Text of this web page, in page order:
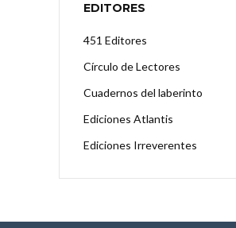
EDITORES
451 Editores
Círculo de Lectores
Cuadernos del laberinto
Ediciones Atlantis
Ediciones Irreverentes